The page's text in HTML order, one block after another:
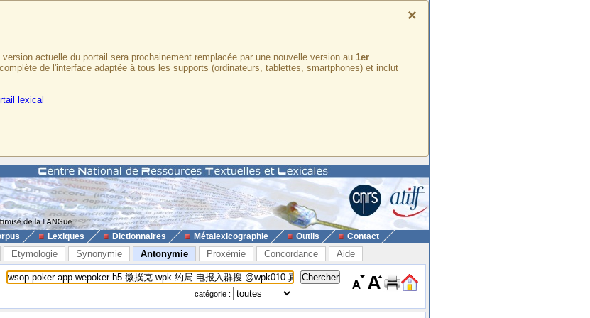
×
actuelle du portail sera prochainement remplacée par une nouvelle version au 1er
de l'interface adaptée à tous les supports (ordinateurs, tablettes, smartphones) et inclut
lexical
Lexiques Dictionnaires Métalexicographie Outils Contact
Etymologie Synonymie Antonymie Proxémie Concordance Aide
catégorie :